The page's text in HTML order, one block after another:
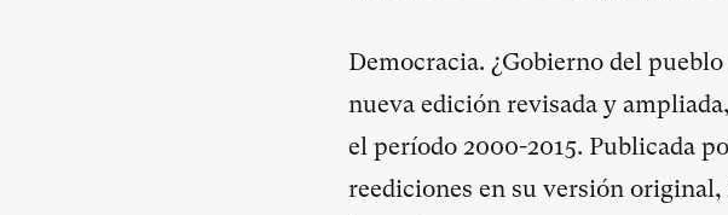
Democracia. ¿Gobierno del
nueva edición revisada y
el período 2000-2015. Publicada
reediciones en su versión original,